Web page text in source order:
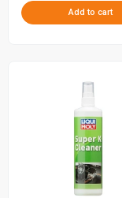
Add to cart